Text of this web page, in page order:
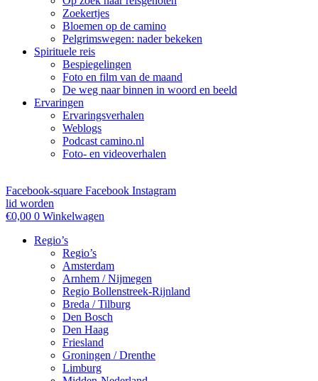
Zoekertjes
Bloemen op de camino
Pelgrimswegen: nader bekeken
Spirituele reis
Bespiegelingen
Foto en film van de maand
De weg naar binnen in woord en beeld
Ervaringen
Ervaringsverhalen
Weblogs
Podcast camino.nl
Foto- en videoverhalen
Facebook-square Facebook Instagram
lid worden
€0,00 0 Winkelwagen
Regio’s
Regio’s
Amsterdam
Arnhem / Nijmegen
Regio Bollenstreek-Rijnland
Breda / Tilburg
Den Bosch
Den Haag
Friesland
Groningen / Drenthe
Limburg